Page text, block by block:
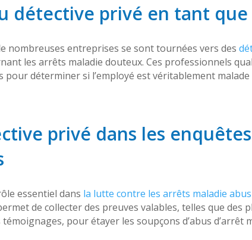
détective privé en tant
nombreuses entreprises se sont tournées vers des
les arrêts maladie douteux. Ces professionnels
pour déterminer si l’employé est véritablement
privé dans les
essentiel dans la lutte contre les arrêts maladie
de collecter des preuves valables, telles que des
pour étayer les soupçons d’abus d’arrêt